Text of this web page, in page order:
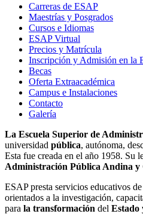
Carreras de ESAP
Maestrías y Posgrados
Cursos e Idiomas
ESAP Virtual
Precios y Matrícula
Inscripción y Admisión en la
Becas
Oferta Extraacadémica
Campus e Instalaciones
Contacto
Galería
La Escuela Superior de
universidad pública, autónoma,
Esta fue creada en el año 1958. Su
Administración Pública Andina y
ESAP presta servicios educativos
orientados a la investigación,
para la transformación del Estado